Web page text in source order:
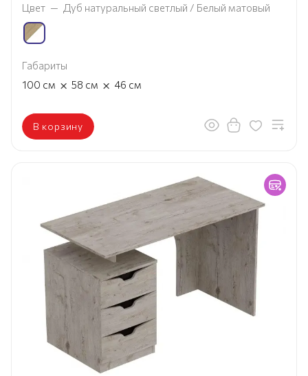
Цвет — Дуб натуральный светлый / Белый матовый
Габариты
100 см × 58 см × 46 см
В корзину